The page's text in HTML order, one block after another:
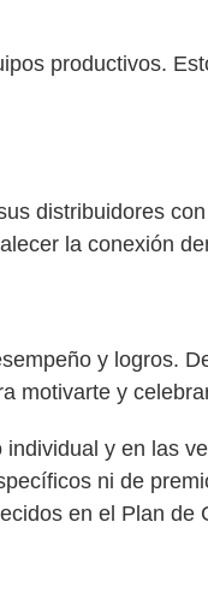
productivos.
distribuidores
la conexión
y logros.
motivarte y
y en las
ni de
en el Plan de